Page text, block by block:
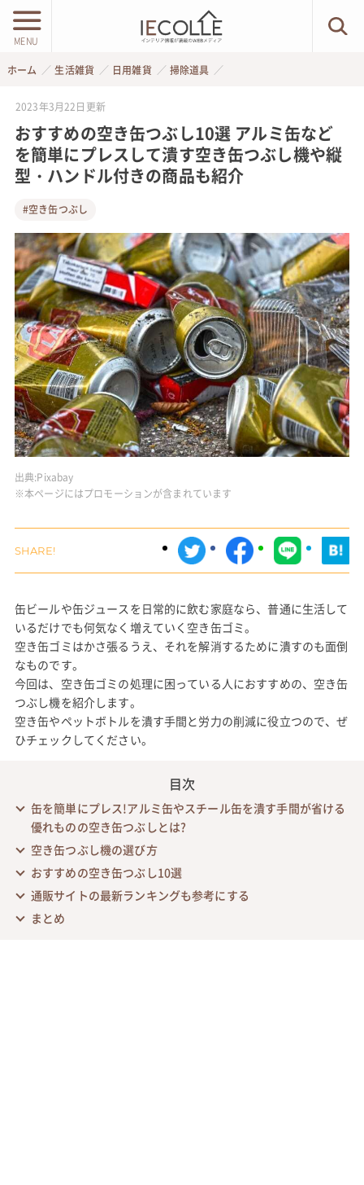
MENU
ホーム 生活雑貨 日用雑貨 掃除道具
2023年3月22日 更新
おすすめの空き缶つぶし10選 アルミ缶など
を簡単にプレスして潰す空き缶つぶし機や縦
型・ハンドル付きの商品も紹介
#空き缶つぶし
出典:Pixabay
※本ページにはプロモーションが含まれています
缶ビールや缶ジュースを日常的に飲む家庭なら、普通に生活して
いるだけでも何気なく増えていく空き缶ゴミ。
空き缶ゴミはかさ張るうえ、それを解消するために潰すのも面倒
なものです。
今回は、空き缶ゴミの処理に困っている人におすすめの、空き缶
つぶし機を紹介します。
空き缶やペットボトルを潰す手間と労力の削減に役立つので、ぜ
ひチェックしてください。
目次
缶を簡単にプレス!アルミ缶やスチール缶を潰す手間が省ける
優れものの空き缶つぶしとは?
空き缶つぶし機の選び方
おすすめの空き缶つぶし10選
通販サイトの最新ランキングも参考にする
まとめ